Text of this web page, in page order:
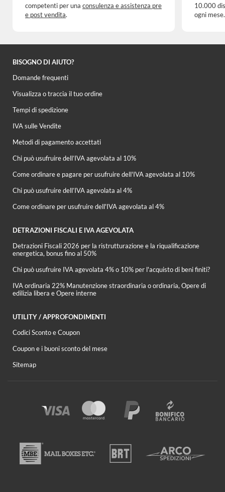
competenti per una consulenza e assistenza pre
e post vendita.
10.000
ogni mese.
BISOGNO DI AIUTO?
Domande frequenti
Visualizza o traccia il tuo ordine
Tempi di spedizione
IVA sulle Vendite
Metodi di pagamento accettati
Chi può usufruire dell’IVA agevolata al 10%
Come ordinare e pagare per usufruire dell'IVA agevolata al 10%
Chi può usufruire dell’IVA agevolata al 4%
Come ordinare per usufruire dell'IVA agevolata al 4%
DETRAZIONI FISCALI E IVA AGEVOLATA
Detrazioni Fiscali 2026 per la ristrutturazione e la riqualificazione
energetica, bonus fino al 50%
Chi può usufruire IVA agevolata 4% o 10% per l'acquisto di beni finiti?
IVA ordinaria 22% Manutenzione straordinaria o ordinaria, Opere di
edilizia libera e Opere interne
UTILITY / APPROFONDIMENTI
Codici Sconto e Coupon
Coupon e i buoni sconto del mese
Sitemap